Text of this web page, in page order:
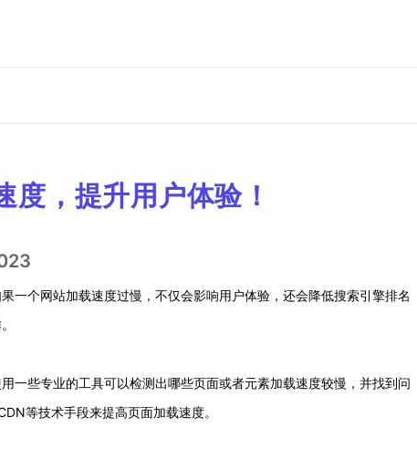
度，提升用户体验！
一个网站加载速度过慢，不仅会影响用户体验，还会降低搜索引擎排名
一些专业的工具可以检测出哪些页面或者元素加载速度较慢，并找到问
等技术手段来提高页面加载速度。